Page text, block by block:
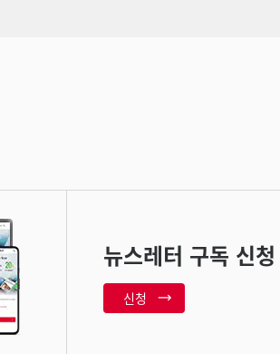
뉴스레터 구독 신청
신청